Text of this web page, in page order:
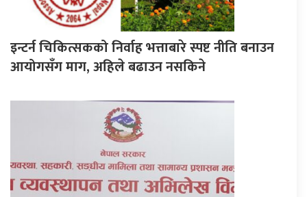
इन्टर्न चिकित्सकको निर्वाह भत्ताबारे स्पष्ट नीति बनाउन
आयोगसँग माग, अहिले बढाउन नसकिने